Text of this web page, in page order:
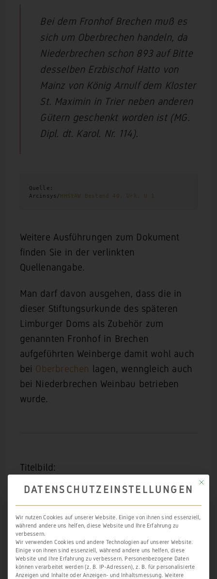
Bei dem Fronhof Brechen muß es
sich um Oberbrechen handeln, da
Niederbrechen schon 893 auf Bitte
desselben Erzbischof Hatto von
Mainz von König Arnulf dem Kloster
St. Maximin in Trier neben anderen
Gütern geschenkt worden ist (MG.
Dipl. dt. Karol. Nr. 114).
Quelle:
Arcinsys/ HHStAW Bestand 40, Urk. U 1
Weitere Ausführungen zum Dokument
finden Sie in der verlinkten
Quellenangabe.
Man darf davon ausgehen, dass die in
dieser Stiftungsurkunde des späteren
Limburger Doms als Zubehör zum
genannten Fronhof in Brechen
aufgeführten Weinberge damit wohl auch
bei Oberbrechen
lagen, wenngleich auch
bei Niederbrechen Weinbau betrieben
wurde.
Titelbild:
Tranchot und von Müffling (1803 – 1820)
© GeoBasis-DE / LVermGeoRP (2025), dl-
de/by-2-0, http://www.lvermgeo.rlp.de,
Originale im Besitz der Kartenabteilung
der Staatsbibliothek zu Berlin
Mit
DATENSCHUTZEINSTELLUNGEN
Wir nutzen Cookies auf unserer Website. Einige von ihnen sind essenziell,
während andere uns helfen, diese Website und Ihre Erfahrung zu
verbessern.
Wir verwenden Cookies und andere Technologien auf unserer Website.
Einige von ihnen sind essenziell, während andere uns helfen, diese
Website und Ihre Erfahrung zu verbessern. Personenbezogene Daten
können verarbeitet werden (z. B. IP-Adressen), z. B. für personalisierte
Anzeigen und Inhalte oder Anzeigen- und Inhaltsmessung. Weitere